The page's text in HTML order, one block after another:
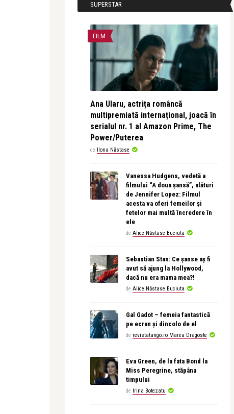
SUPERSTAR
FILM
Ana Ularu, actrița româncă
multipremiată internațional, joacă în
serialul nr. 1 al Amazon Prime, The
Power/Puterea
de Ilona Năstase
Vanessa Hudgens, vedetă a
filmului “A doua șansă”, alături
de Jennifer Lopez: Filmul
acesta va oferi femeilor și
fetelor mai multă încredere în
ele
de Alice Năstase Buciuta
Sebastian Stan: Ce șanse aș fi
avut să ajung la Hollywood,
dacă nu era mama mea?!
de Alice Năstase Buciuta
Gal Gadot – femeia fantastică
pe ecran și dincolo de el
de revistatango.ro Marea Dragoste
Eva Green, de la fata Bond la
Miss Peregrine, stăpâna
timpului
de Irina Botezatu